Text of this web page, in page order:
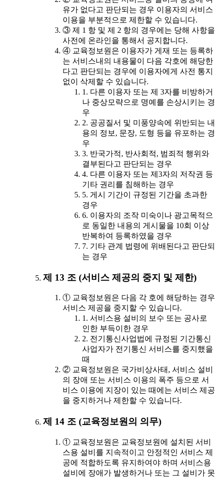
유가 없다고 판단되는 경우 이용자의 서비스
이용을 부분적으로 제한할 수 있습니다.
③ 제 1 항 및 제 2 항의 경우에는 당해 사항을
사전에 온라인을 통해서 공지합니다.
④ 교육정보원은 이용자가 게재 또는 등록하
는 서비스내의 내용물이 다음 각호에 해당한
다고 판단되는 경우에 이용자에게 사전 통지
없이 삭제할 수 있습니다.
1. 다른 이용자 또는 제 3자를 비방하거
나 중상모략으로 명예를 손상시키는 경
우
2. 공공질서 및 미풍양속에 위반되는 내
용의 정보, 문장, 도형 등을 유포하는 경
우
3. 반국가적, 반사회적, 범죄적 행위와
결부된다고 판단되는 경우
4. 다른 이용자 또는 제3자의 저작권 등
기타 권리를 침해하는 경우
5. 게시 기간이 규정된 기간을 초과한
경우
6. 이용자의 조작 미숙이나 광고목적으
로 동일한 내용의 게시물을 10회 이상
반복하여 등록하였을 경우
7. 기타 관계 법령에 위배된다고 판단되
는 경우
제 13 조 (서비스 제공의 중지 및 제한)
① 교육정보원은 다음 각 호에 해당하는 경우
서비스 제공을 중지할 수 있습니다.
1. 서비스용 설비의 보수 또는 공사로
인한 부득이한 경우
2. 전기통신사업법에 규정된 기간통신
사업자가 전기통신 서비스를 중지했을
때
② 교육정보원은 국가비상사태, 서비스 설비
의 장애 또는 서비스 이용의 폭주 등으로 서
비스 이용에 지장이 있는 때에는 서비스 제공
을 중지하거나 제한할 수 있습니다.
제 14 조 (교육정보원의 의무)
① 교육정보원은 교육정보원에 설치된 서비
스용 설비를 지속적이고 안정적인 서비스 제
공에 적합하도록 유지하여야 하며 서비스용
설비에 장애가 발생하거나 또는 그 설비가 못